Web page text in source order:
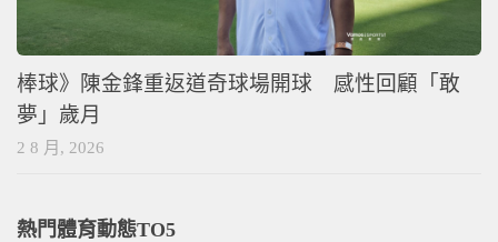
棒球》陳金鋒重返道奇球場開球 感性回顧「敢
夢」歲月
2 8 月, 2026
熱門體育動態TO5